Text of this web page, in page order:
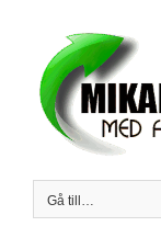
innehållet
Gå till…